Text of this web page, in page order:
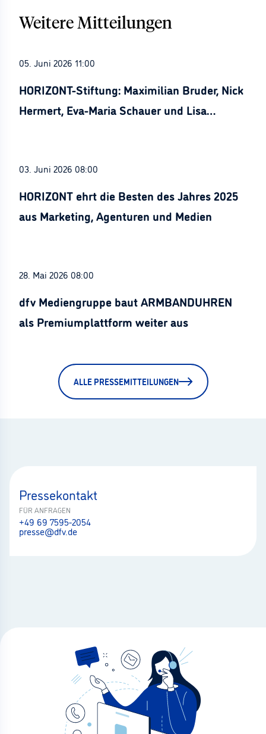
Weitere Mitteilungen
05. Juni 2026 11:00
HORIZONT-Stiftung: Maximilian Bruder, Nick
Hermert, Eva-Maria Schauer und Lisa
03. Juni 2026 08:00
HORIZONT ehrt die Besten des Jahres 2025
aus Marketing, Agenturen und Medien
28. Mai 2026 08:00
dfv Mediengruppe baut ARMBANDUHREN
als Premiumplattform weiter aus
ALLE PRESSEMITTEILUNGEN
Pressekontakt
FÜR ANFRAGEN
+49 69 7595-2054
presse@dfv.de